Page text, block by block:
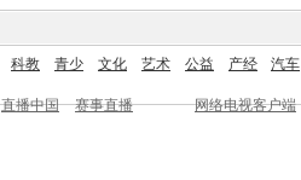
科教 青少 文化 艺术 公益 产经 汽车
直播中国 赛事直播 网络电视客户端